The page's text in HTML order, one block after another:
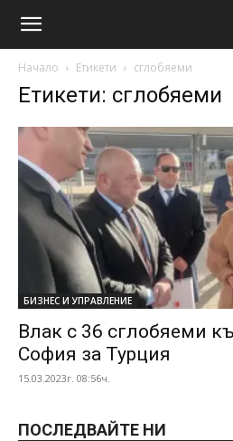
Начало Етикети сглобяеми
Етикети: сглобяеми
БИЗНЕС И УПРАВЛЕНИЕ
Влак с 36 сглобяеми
София за Турция
15.03.2023г. 08:56ч.
ПОСЛЕДВАЙТЕ НИ